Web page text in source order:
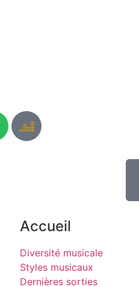
Accueil
Diversité musicale
Styles musicaux
Dernières sorties